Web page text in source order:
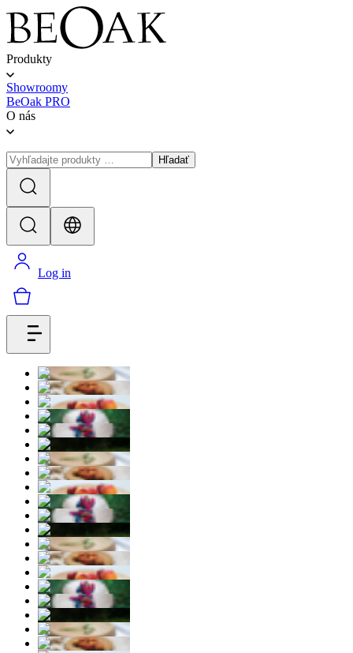
Produkty
Showroomy
BeOak PRO
O nás
Hľadať
Log in